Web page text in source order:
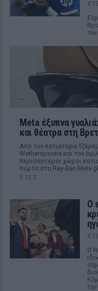
Meta έξυπνα
και θέατρα στη
Από τον εστιάτορα
Wetherspoons και τον
περισσότεροι χώροι
πόρτα στα Ray-Ban Meta
ΧΤΕΣ
Ο
Ο